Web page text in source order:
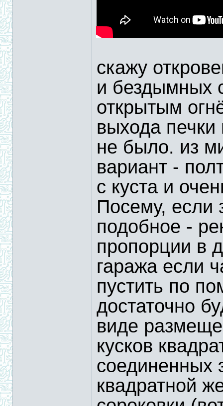
скажу
и бездымных
открытым
выхода
не было. из
вариант -
с куста и
Посему, если
подобное -
пропорции в
гаража если
пустить по
достаточно
виде
кусков
соединенных
квадратной